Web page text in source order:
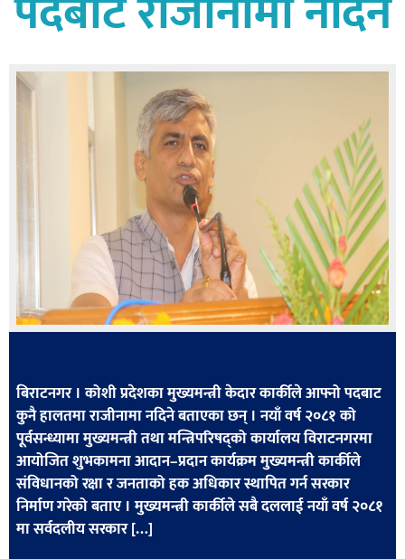
बागमती
सुदूरपश्चिम
प्रमुख
समाचार
अन्तराष्ट्रिय
अर्थ
खेलकुद
मनोरञ्जन
फोटो
/
भिडियो
बिराटनगर । कोशी प्रदेशका मुख्यमन्त्री केदार कार्कीले आफ्नो पदबाट
कुनै हालतमा राजीनामा नदिने बताएका छन् । नयाँ वर्ष २०८१ को
पूर्वसन्ध्यामा मुख्यमन्त्री तथा मन्त्रिपरिषद्को कार्यालय विराटनगरमा
आयोजित शुभकामना आदान–प्रदान कार्यक्रम मुख्यमन्त्री कार्कीले
संविधानको रक्षा र जनताको हक अधिकार स्थापित गर्न सरकार
निर्माण गरेको बताए । मुख्यमन्त्री कार्कीले सबै दललाई नयाँ वर्ष २०८१
मा सर्वदलीय सरकार […]